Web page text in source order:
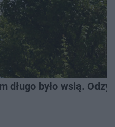
długo było wsią.